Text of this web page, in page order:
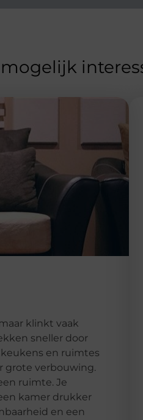
klinkt vaak
sneller door
en ruimtes
grote verbouwing.
ruimte. Je
kamer drukker
en een